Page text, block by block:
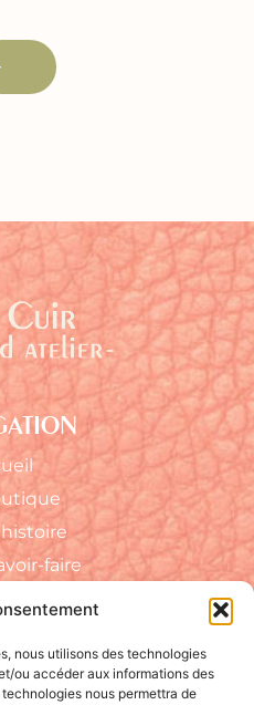
nous utilisons des technologies
ou accéder aux informations des
nous permettra de
faire
SOCIAUX